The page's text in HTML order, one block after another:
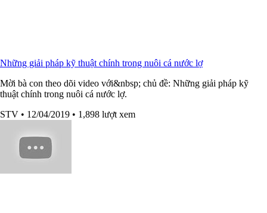
Những giải pháp kỹ thuật chính trong nuôi cá nước lợ
Mời bà con theo dõi video với&nbsp; chủ đề: Những giải pháp kỹ
thuật chính trong nuôi cá nước lợ.
STV • 12/04/2019 • 1,898 lượt xem